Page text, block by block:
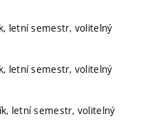
letní semestr, volitelný
letní semestr, volitelný
letní semestr, volitelný